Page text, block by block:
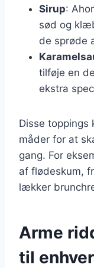
Sirup:
sød og
de sprøde
tilføje en
ekstra
Disse toppings
måder for at
gang. For
af flødeskum,
lækker
Arme
til